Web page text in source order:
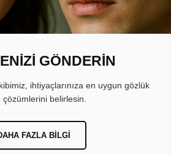
GÖNDERİN
ihtiyaçlarınıza en uygun gözlük
çözümlerini belirlesin.
FAZLA BILGI